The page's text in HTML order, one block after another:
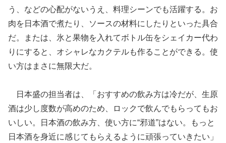
う、などの心配がないうえ、料理シーンでも活躍する。お
肉を日本酒で煮たり、ソースの材料にしたりといった具合
だ。または、氷と果物を入れてボトル缶をシェイカー代わ
りにすると、オシャレなカクテルも作ることができる。使
い方はまさに無限大だ。
日本盛の担当者は、「おすすめの飲み方は冷だが、生原
酒は少し度数が高めのため、ロックで飲んでもらってもお
いしい。日本酒の飲み方、使い方に“邪道”はない。もっと
日本酒を身近に感じてもらえるように頑張っていきたい」